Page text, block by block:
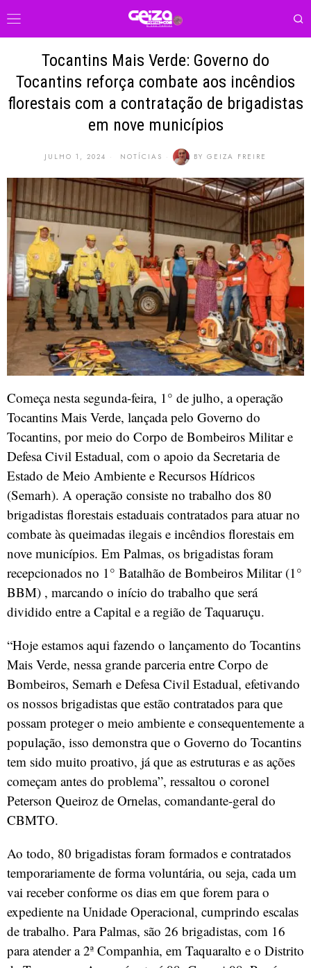
Tocantins Mais Verde: Governo do
Tocantins reforça combate aos incêndios
florestais com a contratação de brigadistas
em nove municípios
JULHO 1, 2024 NOTÍCIAS BY GEIZA FREIRE
Começa nesta segunda-feira, 1° de julho, a operação
Tocantins Mais Verde, lançada pelo Governo do
Tocantins, por meio do Corpo de Bombeiros Militar e
Defesa Civil Estadual, com o apoio da Secretaria de
Estado de Meio Ambiente e Recursos Hídricos
(Semarh). A operação consiste no trabalho dos 80
brigadistas florestais estaduais contratados para atuar no
combate às queimadas ilegais e incêndios florestais em
nove municípios. Em Palmas, os brigadistas foram
recepcionados no 1° Batalhão de Bombeiros Militar (1°
BBM) , marcando o início do trabalho que será
dividido entre a Capital e a região de Taquaruçu.
“Hoje estamos aqui fazendo o lançamento do Tocantins
Mais Verde, nessa grande parceria entre Corpo de
Bombeiros, Semarh e Defesa Civil Estadual, efetivando
os nossos brigadistas que estão contratados para que
possam proteger o meio ambiente e consequentemente a
população, isso demonstra que o Governo do Tocantins
tem sido muito proativo, já que as estruturas e as ações
começam antes do problema”, ressaltou o coronel
Peterson Queiroz de Ornelas, comandante-geral do
CBMTO.
Ao todo, 80 brigadistas foram formados e contratados
temporariamente de forma voluntária, ou seja, cada um
vai receber conforme os dias em que forem para o
expediente na Unidade Operacional, cumprindo escalas
de trabalho. Para Palmas, são 26 brigadistas, com 16
para atender a 2ª Companhia, em Taquaralto e o Distrito